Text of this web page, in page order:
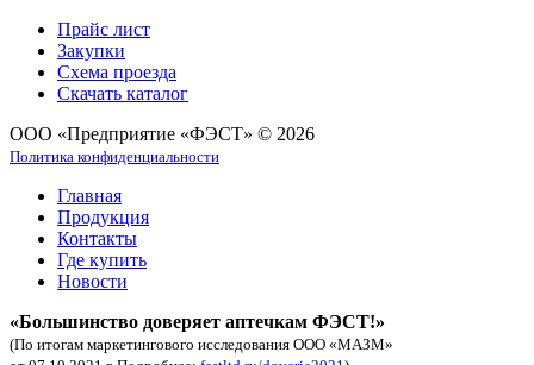
Прайс лист
Закупки
Схема проезда
Скачать каталог
ООО «Предприятие «ФЭСТ» © 2026
Политика конфиденциальности
Главная
Продукция
Контакты
Где купить
Новости
«Большинство доверяет аптечкам ФЭСТ!»
(По итогам маркетингового исследования ООО «МАЗМ»